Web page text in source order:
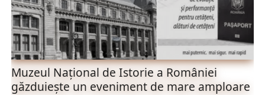
Muzeul Național de Istorie a României
găzduiește un eveniment de mare amploare